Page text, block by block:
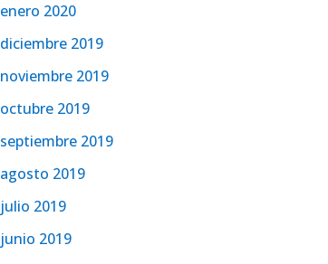
enero 2020
diciembre 2019
noviembre 2019
octubre 2019
septiembre 2019
agosto 2019
julio 2019
junio 2019